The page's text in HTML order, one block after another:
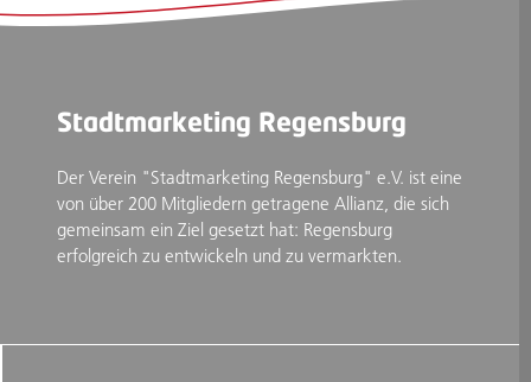
Stadtmarketing Regensburg
Der Verein "Stadtmarketing Regensburg" e.V. ist eine
von über 200 Mitgliedern getragene Allianz, die sich
gemeinsam ein Ziel gesetzt hat: Regensburg
erfolgreich zu entwickeln und zu vermarkten.